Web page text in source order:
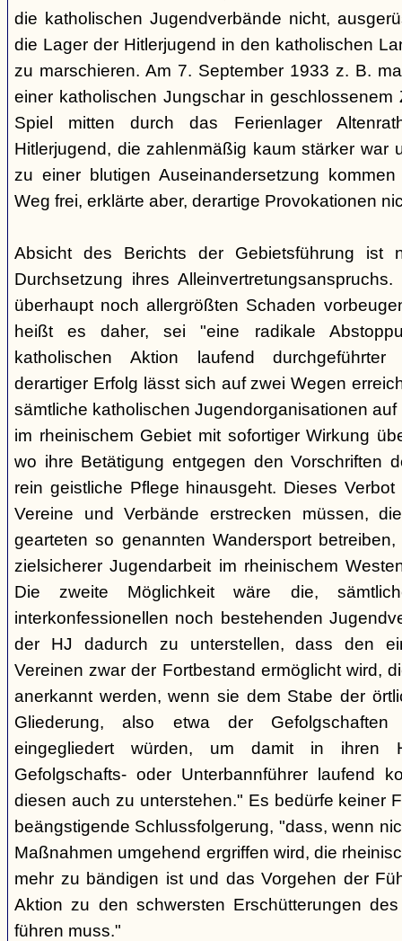
die katholischen Jugendverbände nicht,
die Lager der Hitlerjugend in den katholischen
zu marschieren. Am 7. September 1933 z. B.
einer katholischen Jungschar in geschlossenem
Spiel mitten durch das Ferienlager
Hitlerjugend, die zahlenmäßig kaum stärker war
zu einer blutigen Auseinandersetzung
Weg frei, erklärte aber, derartige Provokationen
Absicht des Berichts der Gebietsführung ist
Durchsetzung ihres
überhaupt noch allergrößten Schaden
heißt es daher, sei "eine radikale
katholischen Aktion laufend durchgeführter
derartiger Erfolg lässt sich auf zwei Wegen
sämtliche katholischen Jugendorganisationen
im rheinischem Gebiet mit sofortiger Wirkung
wo ihre Betätigung entgegen den Vorschriften
rein geistliche Pflege hinausgeht. Dieses
Vereine und Verbände erstrecken müssen,
gearteten so genannten Wandersport
zielsicherer Jugendarbeit im rheinischem
Die zweite Möglichkeit wäre die,
interkonfessionellen noch bestehenden
der HJ dadurch zu unterstellen, dass den
Vereinen zwar der Fortbestand ermöglicht wird,
anerkannt werden, wenn sie dem Stabe der
Gliederung, also etwa der
eingegliedert würden, um damit in ihren
Gefolgschafts- oder Unterbannführer laufend
diesen auch zu unterstehen." Es bedürfe keiner
beängstigende Schlussfolgerung, "dass, wenn
Maßnahmen umgehend ergriffen wird, die
mehr zu bändigen ist und das Vorgehen der
Aktion zu den schwersten Erschütterungen
führen muss."